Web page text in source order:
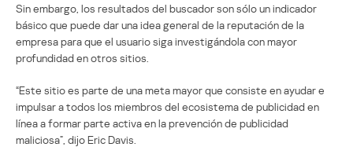
Sin embargo, los resultados del buscador son sólo un indicador
básico que puede dar una idea general de la reputación de la
empresa para que el usuario siga investigándola con mayor
profundidad en otros sitios.
“Este sitio es parte de una meta mayor que consiste en ayudar e
impulsar a todos los miembros del ecosistema de publicidad en
línea a formar parte activa en la prevención de publicidad
maliciosa”, dijo Eric Davis.